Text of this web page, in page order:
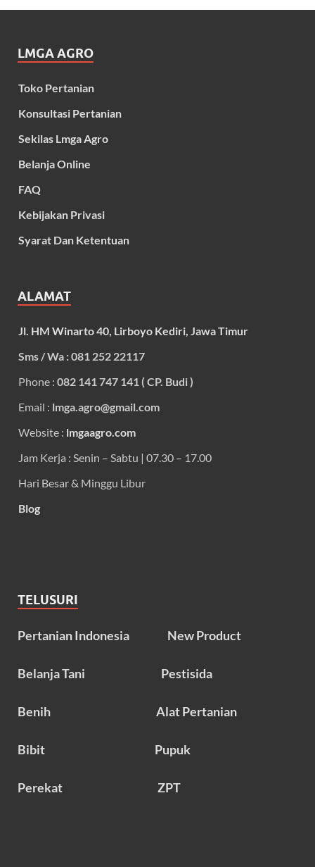
LMGA AGRO
Toko Pertanian
Konsultasi Pertanian
Sekilas Lmga Agro
Belanja Online
FAQ
Kebijakan Privasi
Syarat Dan Ketentuan
ALAMAT
Jl. HM Winarto 40, Lirboyo Kediri, Jawa Timur
Sms / Wa : 081 252 22117
Phone : 082 141 747 141 ( CP. Budi )
Email : lmga.agro@gmail.com
Website : lmgaagro.com
Jam Kerja : Senin – Sabtu | 07.30 – 17.00
Hari Besar & Minggu Libur
Blog
TELUSURI
Pertanian Indonesia New Product
Belanja Tani Pestisida
Benih Alat Pertanian
Bibit Pupuk
Perekat ZPT